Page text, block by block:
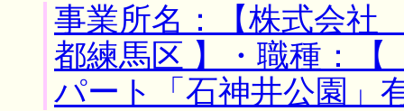
事業所名：【株式会社
都練馬区 】・職種：【
パート「石神井公園」